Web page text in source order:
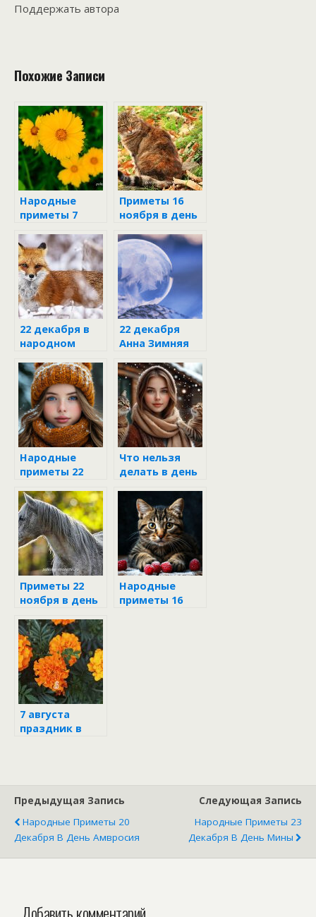
Поддержать автора
Похожие Записи
Народные
приметы 7
Приметы 16
ноября в день
Холодной
22 декабря в
народном
22 декабря
Анна Зимняя
Народные
приметы 22
Что нельзя
делать в день
зимней 22
ноября по
народным
приметам и
поверьям
Приметы 22
ноября в день
зимней
Народные
приметы 16
7 августа
праздник в
Предыдущая Запись
Народные Приметы 20
Декабря В День Амвросия
Следующая Запись
Народные Приметы 23
Декабря В День Мины